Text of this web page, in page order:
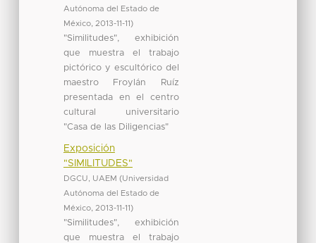
Autónoma del Estado de
México, 2013-11-11)
"Similitudes", exhibición
que muestra el trabajo
pictórico y escultórico del
maestro Froylán Ruíz
presentada en el centro
cultural universitario
"Casa de las Diligencias"
Exposición
"SIMILITUDES"
DGCU, UAEM (Universidad
Autónoma del Estado de
México, 2013-11-11)
"Similitudes", exhibición
que muestra el trabajo